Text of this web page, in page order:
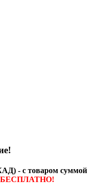
- с товаром суммой
БЕСПЛАТНО!